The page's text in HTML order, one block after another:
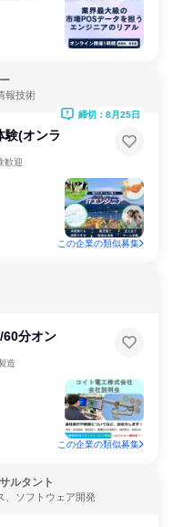
報技術
験(オンラ
歓迎
締切：8月25日
この企業の類似募集
分オン
造
この企業の類似募集
ルタント
、ソフトウェア開発